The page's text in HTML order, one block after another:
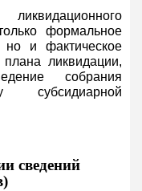
формальное
и фактическое
ликвидации,
собрания
сведений